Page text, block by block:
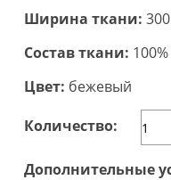
Ширина ткани: 300
Состав ткани:
Цвет: бежевый
Количество:
Дополнительные